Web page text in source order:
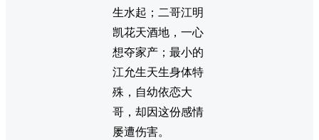
生水起；二哥江明
凯花天酒地，一心
想夺家产；最小的
江允生天生身体特
殊，自幼依恋大
哥，却因这份感情
屡遭伤害。